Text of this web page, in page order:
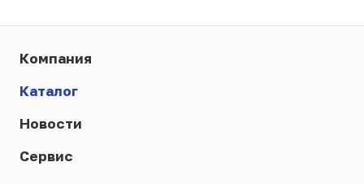
Компания
Каталог
Новости
Сервис